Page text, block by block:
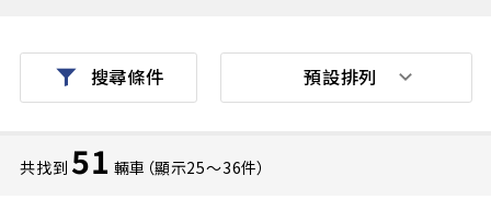
搜尋條件
共找到 51 輛車（顯示25〜36件）
預設排列